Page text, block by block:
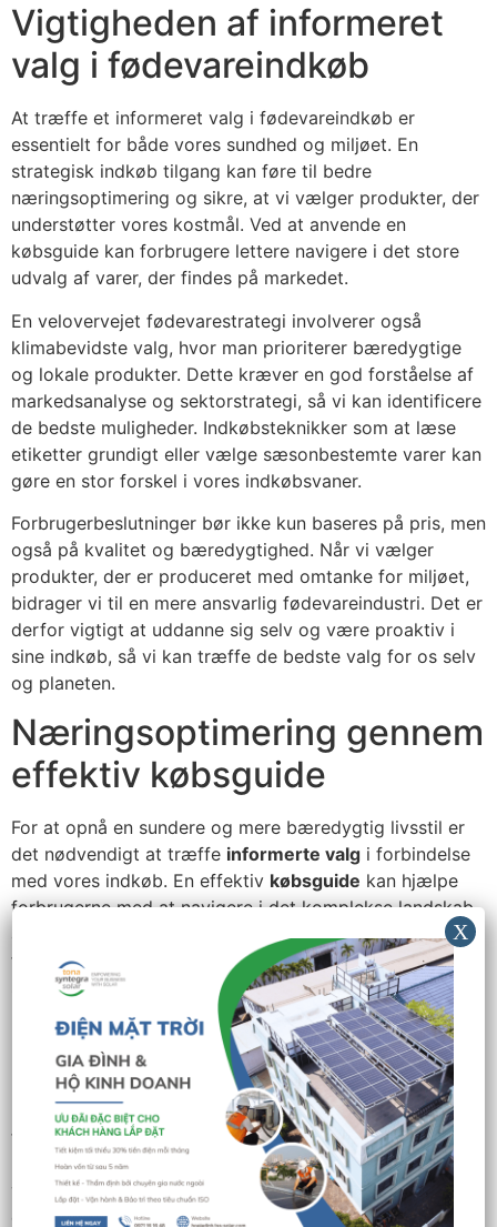
Vigtigheden af informeret
valg i fødevareindkøb
At træffe et informeret valg i fødevareindkøb er
essentielt for både vores sundhed og miljøet. En
strategisk indkøb tilgang kan føre til bedre
næringsoptimering og sikre, at vi vælger produkter, der
understøtter vores kostmål. Ved at anvende en
købsguide kan forbrugere lettere navigere i det store
udvalg af varer, der findes på markedet.
En velovervejet fødevarestrategi involverer også
klimabevidste valg, hvor man prioriterer bæredygtige
og lokale produkter. Dette kræver en god forståelse af
markedsanalyse og sektorstrategi, så vi kan identificere
de bedste muligheder. Indkøbsteknikker som at læse
etiketter grundigt eller vælge sæsonbestemte varer kan
gøre en stor forskel i vores indkøbsvaner.
Forbrugerbeslutninger bør ikke kun baseres på pris, men
også på kvalitet og bæredygtighed. Når vi vælger
produkter, der er produceret med omtanke for miljøet,
bidrager vi til en mere ansvarlig fødevareindustri. Det er
derfor vigtigt at uddanne sig selv og være proaktiv i
sine indkøb, så vi kan træffe de bedste valg for os selv
og planeten.
Næringsoptimering gennem
effektiv købsguide
For at opnå en sundere og mere bæredygtig livsstil er
det nødvendigt at træffe informerte valg i forbindelse
med vores indkøb. En effektiv købsguide kan hjælpe
forbrugerne med at navigere i det komplekse landskab
af fødevarevalg og fremme
næringsoptimering. Ved at
forstå de grundlæggende indkøbsteknikkerkan vi
sikre, at vores indkøb ikke kun er gavnlige for os selv,
men også for planeten.
En vigtig del af en
fødevarestrategier at skabe en
bevidsthed om, hvilke produkter der er bedst for vores
helbred og miljø. Gennemmarkedsanalysekan
forbrugerne få indsigt i, hvordan forskellige produkter
bidrager til både næringsindhold og klima. Det er især
vigtigt at vælge lokale og sæsonbetonede varer, som
ofte kræver færre ressourcer og har en lavere CO2-